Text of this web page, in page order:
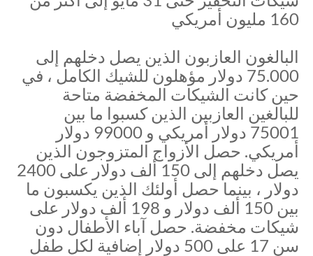
160 مليون أمريكي
البالغون العازبون الذين يصل دخلهم إلى
75.000 دولار مؤهلون للشيك الكامل ، في
حين كانت الشيكات المخفضة متاحة
للبالغين العازبين الذين كسبوا ما بين
75001 دولار أمريكي و 99000 دولار
أمريكي. حصل الأزواج المتزوجون الذين
يصل دخلهم إلى 150 ألف دولار على 2400
دولار ، بينما حصل أولئك الذين يكسبون ما
بين 150 ألف دولار و 198 ألف دولار على
شيكات مخفضة. حصل آباء الأطفال دون
سن 17 على 500 دولار إضافية لكل طفل